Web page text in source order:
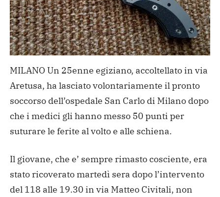
MILANO Un 25enne egiziano, accoltellato in via
Aretusa, ha lasciato volontariamente il pronto
soccorso dell’ospedale San Carlo di Milano dopo
che i medici gli hanno messo 50 punti per
suturare le ferite al volto e alle schiena.
Il giovane, che e’ sempre rimasto cosciente, era
stato ricoverato martedì sera dopo l’intervento
del 118 alle 19.30 in via Matteo Civitali, non